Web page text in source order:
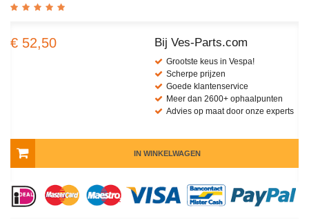
€ 52,50 Bij Ves-Parts.com
Grootste keus in Vespa!
Scherpe prijzen
Goede klantenservice
Meer dan 2600+ ophaalpunten
Advies op maat door onze experts
IN WINKELWAGEN